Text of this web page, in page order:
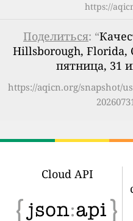
https://
Поделиться: “
Hillsborough, Florida,
пятница, 31
https://aqicn.org/snapshot/
Cloud API